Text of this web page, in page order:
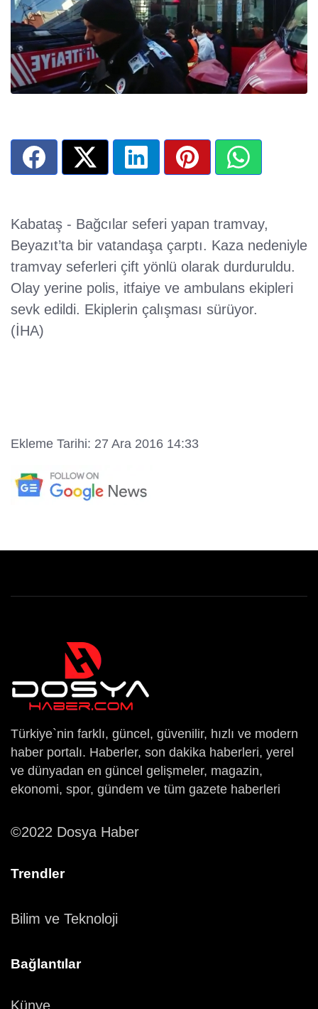
Kabataş - Bağcılar seferi yapan tramvay,
Beyazıt’ta bir vatandaşa çarptı. Kaza nedeniyle
tramvay seferleri çift yönlü olarak durduruldu.
Olay yerine polis, itfaiye ve ambulans ekipleri
sevk edildi. Ekiplerin çalışması sürüyor.
(İHA)
Ekleme Tarihi: 27 Ara 2016 14:33
Türkiye`nin farklı, güncel, güvenilir, hızlı ve modern
haber portalı. Haberler, son dakika haberleri, yerel
ve dünyadan en güncel gelişmeler, magazin,
ekonomi, spor, gündem ve tüm gazete haberleri
©2022 Dosya Haber
Trendler
Bilim ve Teknoloji
Bağlantılar
Künye